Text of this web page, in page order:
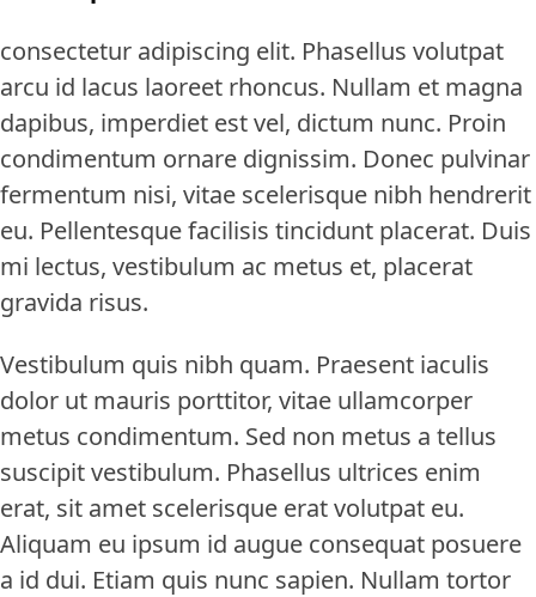
consectetur adipiscing elit. Phasellus volutpat
arcu id lacus laoreet rhoncus. Nullam et magna
dapibus, imperdiet est vel, dictum nunc. Proin
condimentum ornare dignissim. Donec pulvinar
fermentum nisi, vitae scelerisque nibh hendrerit
eu. Pellentesque facilisis tincidunt placerat. Duis
mi lectus, vestibulum ac metus et, placerat
gravida risus.
Vestibulum quis nibh quam. Praesent iaculis
dolor ut mauris porttitor, vitae ullamcorper
metus condimentum. Sed non metus a tellus
suscipit vestibulum. Phasellus ultrices enim
erat, sit amet scelerisque erat volutpat eu.
Aliquam eu ipsum id augue consequat posuere
a id dui. Etiam quis nunc sapien. Nullam tortor